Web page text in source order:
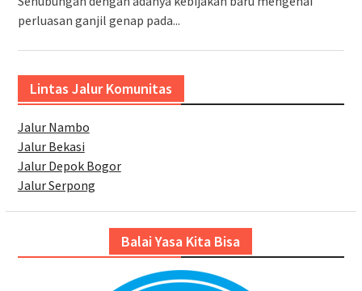
perluasan ganjil genap pada...
Lintas Jalur Komunitas
Jalur Nambo
Jalur Bekasi
Jalur Depok Bogor
Jalur Serpong
Balai Yasa Kita Bisa